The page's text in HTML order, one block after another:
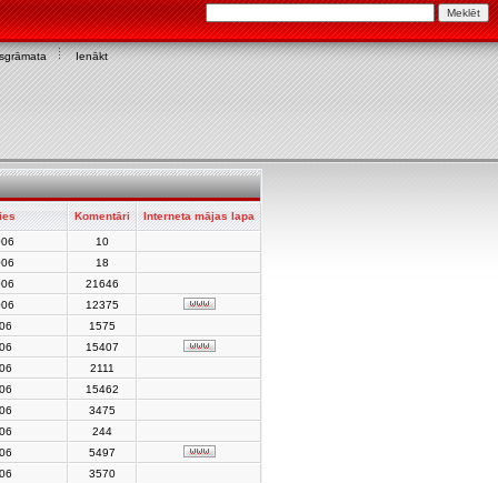
Ienākt
Komentāri Interneta mājas lapa
10
18
21646
12375
1575
15407
2111
15462
3475
244
5497
3570